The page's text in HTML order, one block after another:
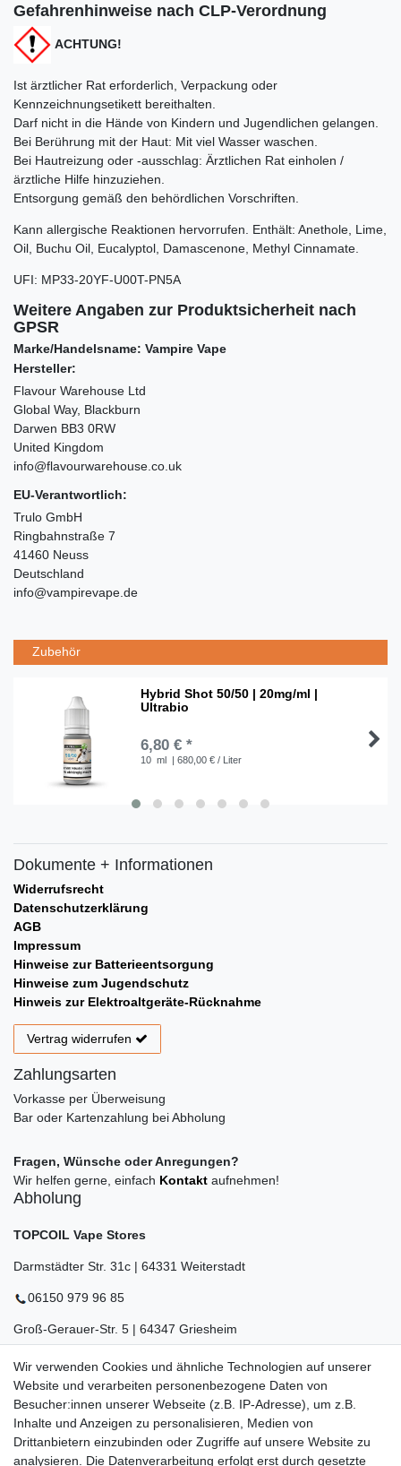
Gefahrenhinweise nach CLP-Verordnung
ACHTUNG!
Ist ärztlicher Rat erforderlich, Verpackung oder
Kennzeichnungsetikett bereithalten.
Darf nicht in die Hände von Kindern und Jugendlichen gelangen.
Bei Berührung mit der Haut: Mit viel Wasser waschen.
Bei Hautreizung oder -ausschlag: Ärztlichen Rat einholen /
ärztliche Hilfe hinzuziehen.
Entsorgung gemäß den behördlichen Vorschriften.
Kann allergische Reaktionen hervorrufen. Enthält: Anethole, Lime,
Oil, Buchu Oil, Eucalyptol, Damascenone, Methyl Cinnamate.
UFI: MP33-20YF-U00T-PN5A
Weitere Angaben zur Produktsicherheit nach
GPSR
Marke/Handelsname: Vampire Vape
Hersteller:
Flavour Warehouse Ltd
Global Way, Blackburn
Darwen BB3 0RW
United Kingdom
info@flavourwarehouse.co.uk
EU-Verantwortlich:
Trulo GmbH
Ringbahnstraße 7
41460 Neuss
Deutschland
info@vampirevape.de
Zubehör
Hybrid Shot 50/50 | 20mg/ml |
Ultrabio
6,80 € *
10 ml | 680,00 € / Liter
Dokumente + Informationen
Widerrufsrecht
Datenschutzerklärung
AGB
Impressum
Hinweise zur Batterieentsorgung
Hinweise zum Jugendschutz
Hinweis zur Elektroaltgeräte-Rücknahme
Vertrag widerrufen
Zahlungsarten
Vorkasse per Überweisung
Bar oder Kartenzahlung bei Abholung
Fragen, Wünsche oder Anregungen?
Wir helfen gerne, einfach Kontakt aufnehmen!
Abholung
TOPCOIL Vape Stores
Darmstädter Str. 31c | 64331 Weiterstadt
06150 979 96 85
Groß-Gerauer-Str. 5 | 64347 Griesheim
06155 834 88 58
Eberstädter Str. 21 | 64319 Pfungstadt
06157 984 88 55
Öffnungszeiten finden Sie hier: www.topcoil.de
Wir verwenden Cookies und ähnliche Technologien auf unserer
Website und verarbeiten personenbezogene Daten von
Besucher:innen unserer Webseite (z.B. IP-Adresse), um z.B.
Inhalte und Anzeigen zu personalisieren, Medien von
Drittanbietern einzubinden oder Zugriffe auf unsere Website zu
analysieren. Die Datenverarbeitung erfolgt erst durch gesetzte